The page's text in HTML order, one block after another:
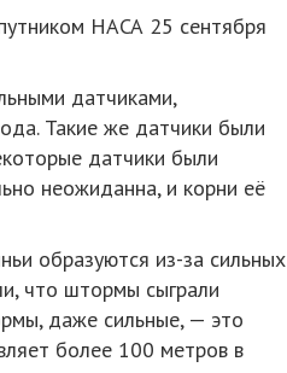
НАСА 25 сентября
датчиками,
Такие же датчики были
датчики были
неожиданна, и корни её
образуются из-за сильных
что штормы сыграли
даже сильные, — это
более 100 метров в